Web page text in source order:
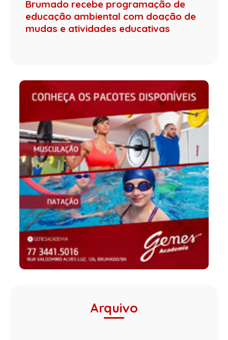
Brumado recebe programação de
educação ambiental com doação de
mudas e atividades educativas
Arquivo